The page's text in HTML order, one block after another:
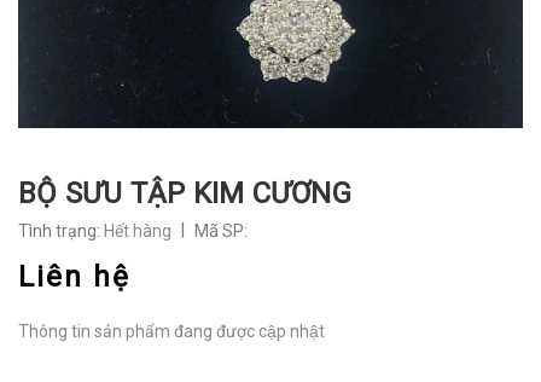
BỘ SƯU TẬP KIM CƯƠNG
Tình trạng: Hết hàng Mã SP:
Liên hệ
Thông tin sản phẩm đang được cập nhật